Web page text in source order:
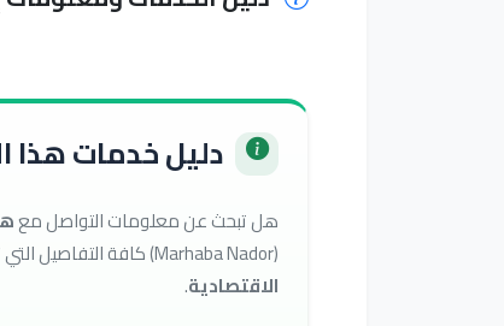
دليل خدمات هذا
هل تبحث عن معلومات التواصل مع
(Marhaba Nador) كافة التفاصيل التي تحتاجها للوصول إلى أفضل الخدمات في تصنيف
الاقتصادية.